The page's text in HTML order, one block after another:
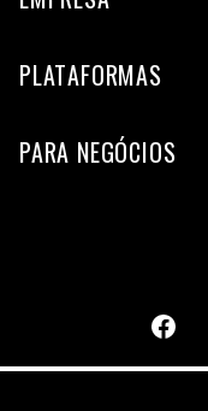
PLATAFORMAS
PARA NEGÓCIOS